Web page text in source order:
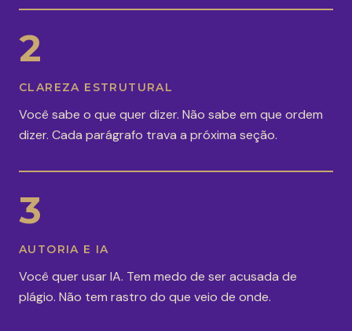
2
CLAREZA ESTRUTURAL
Você sabe o que quer dizer. Não sabe em que ordem
dizer. Cada parágrafo trava a próxima seção.
3
AUTORIA E IA
Você quer usar IA. Tem medo de ser acusada de
plágio. Não tem rastro do que veio de onde.